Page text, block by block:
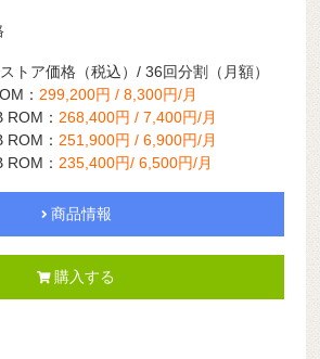
トア価格（税込）/ 36回分割（月額）
： 299,200円 / 8,300円/月
： 268,400円 / 7,400円/月
： 251,900円 / 6,900円/月
： 235,400円/ 6,500円/月
商品情報
購入する